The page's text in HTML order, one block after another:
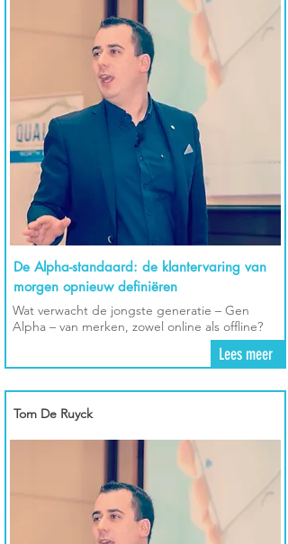
De Alpha-standaard: de klantervaring van
morgen opnieuw definiëren
Wat verwacht de jongste generatie – Gen
Alpha – van merken, zowel online als offline?
Lees meer
Tom De Ruyck